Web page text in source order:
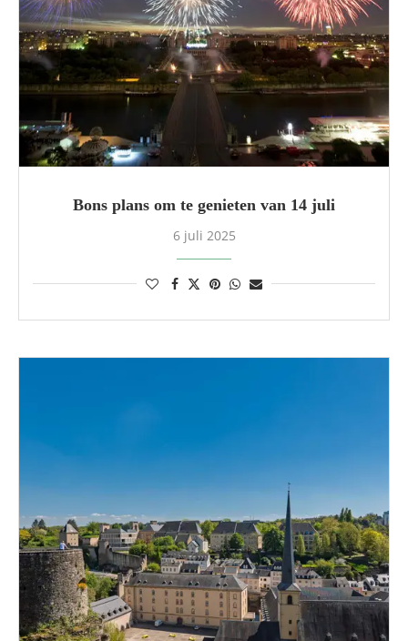
Bons plans om te genieten van 14 juli
6 juli 2025